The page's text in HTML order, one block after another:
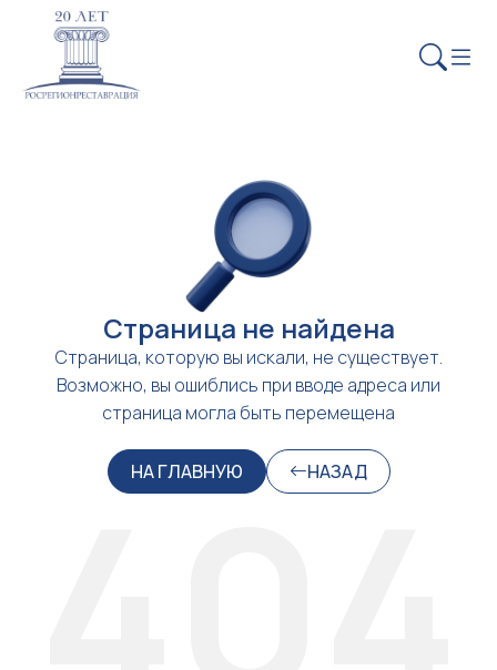
Страница не найдена
Страница, которую вы искали, не существует.
Возможно, вы ошиблись при вводе адреса или
страница могла быть перемещена
НА ГЛАВНУЮ НАЗАД